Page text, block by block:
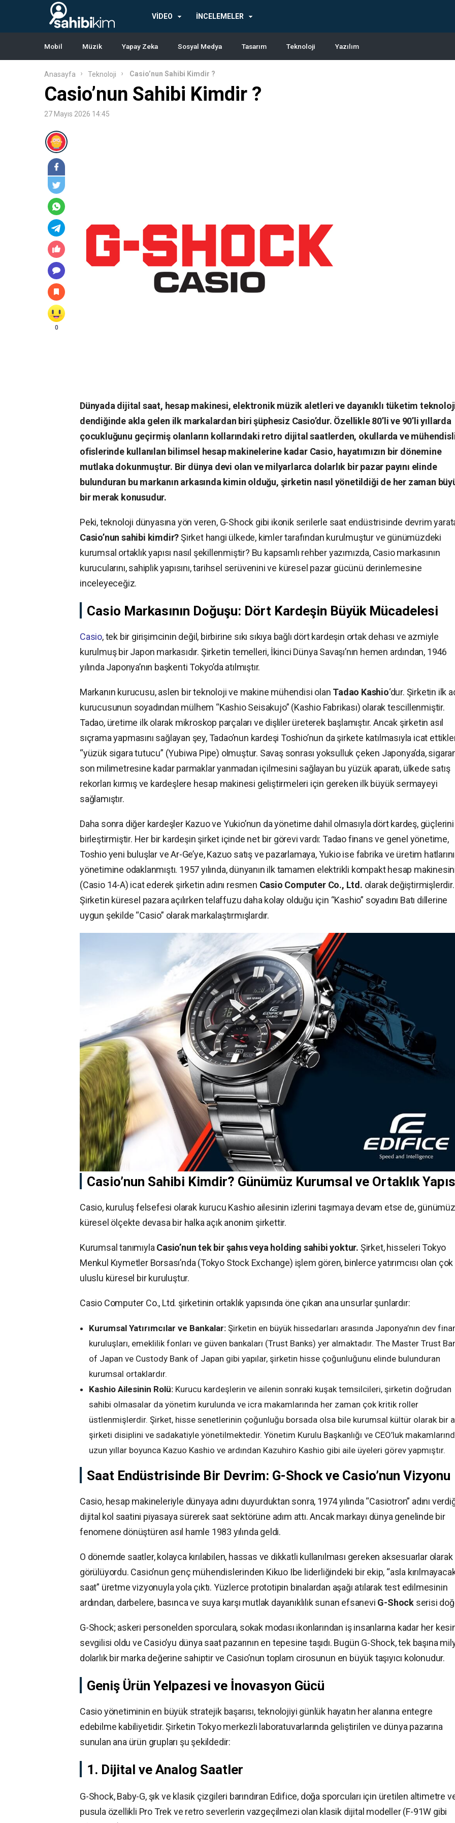
VİDEO İNCELEMELER
Mobil Müzik Yapay Zeka Sosyal Medya Tasarım Teknoloji Yazılım
Anasayfa Teknoloji Casio’nun Sahibi Kimdir ?
Casio’nun Sahibi Kimdir ?
27 Mayıs 2026 14:45
0
Dünyada dijital saat, hesap makinesi, elektronik müzik aletleri ve dayanıklı tüketim
dendiğinde akla gelen ilk markalardan biri şüphesiz Casio’dur. Özellikle 80’li ve 90’li yıllarda
çocukluğunu geçirmiş olanların kollarındaki retro dijital saatlerden, okullarda ve
ofislerinde kullanılan bilimsel hesap makinelerine kadar Casio, hayatımızın bir dönemine
mutlaka dokunmuştur. Bir dünya devi olan ve milyarlarca dolarlık bir pazar payını elinde
bulunduran bu markanın arkasında kimin olduğu, şirketin nasıl yönetildiği de her zaman
bir merak konusudur.
Peki, teknoloji dünyasına yön veren, G-Shock gibi ikonik serilerle saat endüstrisinde devrim
Casio’nun sahibi kimdir?Şirket hangi ülkede, kimler tarafından kurulmuştur ve günümüzdeki
kurumsal ortaklık yapısı nasıl şekillenmiştir? Bu kapsamlı rehber yazımızda, Casio markasının
kurucularını, sahiplik yapısını, tarihsel serüvenini ve küresel pazar gücünü derinlemesine
inceleyeceğiz.
Casio Markasının Doğuşu: Dört Kardeşin Büyük Mücadelesi
Casio, tek bir girişimcinin değil, birbirine sıkı sıkıya bağlı dört kardeşin ortak dehası ve azmiyle
kurulmuş bir Japon markasıdır. Şirketin temelleri, İkinci Dünya Savaşı’nın hemen ardından, 1946
yılında Japonya’nın başkenti Tokyo’da atılmıştır.
Markanın kurucusu, aslen bir teknoloji ve makine mühendisi olan Tadao Kashio‘dur. Şirketin ilk
kurucusunun soyadından mülhem “Kashio Seisakujo” (Kashio Fabrikası) olarak tescillenmiştir.
Tadao, üretime ilk olarak mikroskop parçaları ve dişliler üreterek başlamıştır. Ancak şirketin asıl
sıçrama yapmasını sağlayan şey, Tadao’nun kardeşi Toshio’nun da şirkete katılmasıyla icat
“yüzük sigara tutucu” (Yubiwa Pipe) olmuştur. Savaş sonrası yoksulluk çeken Japonya’da,
son milimetresine kadar parmaklar yanmadan içilmesini sağlayan bu yüzük aparatı, ülkede satış
rekorları kırmış ve kardeşlere hesap makinesi geliştirmeleri için gereken ilk büyük sermayeyi
sağlamıştır.
Daha sonra diğer kardeşler Kazuo ve Yukio’nun da yönetime dahil olmasıyla dört kardeş, güçlerini
birleştirmiştir. Her bir kardeşin şirket içinde net bir görevi vardı: Tadao finans ve genel yönetime,
Toshio yeni buluşlar ve Ar-Ge’ye, Kazuo satış ve pazarlamaya, Yukio ise fabrika ve üretim
yönetimine odaklanmıştı. 1957 yılında, dünyanın ilk tamamen elektrikli kompakt hesap
(Casio 14-A) icat ederek şirketin adını resmen Casio Computer Co., Ltd. olarak değiştirmişlerdir.
Şirketin küresel pazara açılırken telaffuzu daha kolay olduğu için “Kashio” soyadını Batı dillerine
uygun şekilde “Casio” olarak markalaştırmışlardır.
Casio’nun Sahibi Kimdir? Günümüz Kurumsal ve Ortaklık
Casio, kuruluş felsefesi olarak kurucu Kashio ailesinin izlerini taşımaya devam etse de,
küresel ölçekte devasa bir halka açık anonim şirkettir.
Kurumsal tanımıyla Casio’nun tek bir şahıs veya holding sahibi yoktur. Şirket, hisseleri Tokyo
Menkul Kıymetler Borsası’nda (Tokyo Stock Exchange) işlem gören, binlerce yatırımcısı olan çok
uluslu küresel bir kuruluştur.
Casio Computer Co., Ltd. şirketinin ortaklık yapısında öne çıkan ana unsurlar şunlardır:
Kurumsal Yatırımcılar ve Bankalar: Şirketin en büyük hissedarları arasında Japonya’nın dev
kuruluşları, emeklilik fonları ve güven bankaları (Trust Banks) yer almaktadır. The Master Trust
of Japan ve Custody Bank of Japan gibi yapılar, şirketin hisse çoğunluğunu elinde bulunduran
kurumsal ortaklardır.
Kashio Ailesinin Rolü: Kurucu kardeşlerin ve ailenin sonraki kuşak temsilcileri, şirketin doğrudan
sahibi olmasalar da yönetim kurulunda ve icra makamlarında her zaman çok kritik roller
üstlenmişlerdir. Şirket, hisse senetlerinin çoğunluğu borsada olsa bile kurumsal kültür olarak bir
şirketi disiplini ve sadakatiyle yönetilmektedir. Yönetim Kurulu Başkanlığı ve CEO’luk
uzun yıllar boyunca Kazuo Kashio ve ardından Kazuhiro Kashio gibi aile üyeleri görev yapmıştır.
Saat Endüstrisinde Bir Devrim: G-Shock ve Casio’nun Vizyonu
Casio, hesap makineleriyle dünyaya adını duyurduktan sonra, 1974 yılında “Casiotron” adını
dijital kol saatini piyasaya sürerek saat sektörüne adım attı. Ancak markayı dünya genelinde bir
fenomene dönüştüren asıl hamle 1983 yılında geldi.
O dönemde saatler, kolayca kırılabilen, hassas ve dikkatli kullanılması gereken aksesuarlar olarak
görülüyordu. Casio’nun genç mühendislerinden Kikuo Ibe liderliğindeki bir ekip, “asla
saat” üretme vizyonuyla yola çıktı. Yüzlerce prototipin binalardan aşağı atılarak test edilmesinin
ardından, darbelere, basınca ve suya karşı mutlak dayanıklılık sunan efsanevi G-Shock serisi
G-Shock; askeri personelden sporculara, sokak modası ikonlarından iş insanlarına kadar her
sevgilisi oldu ve Casio’yu dünya saat pazarının en tepesine taşıdı. Bugün G-Shock, tek başına
dolarlık bir marka değerine sahiptir ve Casio’nun toplam cirosunun en büyük taşıyıcı kolonudur.
Geniş Ürün Yelpazesi ve İnovasyon Gücü
Casio yönetiminin en büyük stratejik başarısı, teknolojiyi günlük hayatın her alanına entegre
edebilme kabiliyetidir. Şirketin Tokyo merkezli laboratuvarlarında geliştirilen ve dünya pazarına
sunulan ana ürün grupları şu şekildedir:
1. Dijital ve Analog Saatler
G-Shock, Baby-G, şık ve klasik çizgileri barındıran Edifice, doğa sporcuları için üretilen altimetre
pusula özellikli Pro Trek ve retro severlerin vazgeçilmezi olan klasik dijital modeller (F-91W gibi